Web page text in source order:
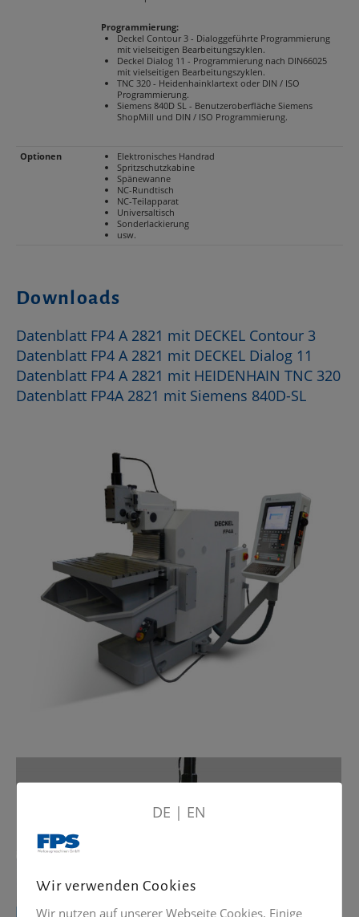
Programmierung:
Deckel Contour 3 - Dialoggeführte Programmierung
mit vielseitigen Bearbeitungszyklen.
Deckel Dialog 11 - Programmierung nach DIN66025
mit vielseitigen Bearbeitungszyklen.
TNC 320 - Heidenhainklartext oder DIN / ISO
Programmierung.
Siemens 840D SL - Benutzeroberfläche Siemens
ShopMill und DIN / ISO Programmierung.
Optionen
Elektronisches Handrad
Spritzschutzkabine
Spänewanne
NC-Rundtisch
NC-Teilapparat
Universaltisch
Sonderlackierung
usw.
Downloads
Datenblatt FP4 A 2821 mit DECKEL Contour 3
Datenblatt FP4 A 2821 mit DECKEL Dialog 11
Datenblatt FP4 A 2821 mit HEIDENHAIN TNC 320
Datenblatt FP4A 2821 mit Siemens 840D-SL
DE | EN
Wir verwenden Cookies
Wir nutzen auf unserer Webseite Cookies. Einige